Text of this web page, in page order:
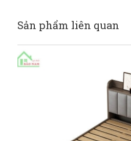
Sản phẩm liên quan